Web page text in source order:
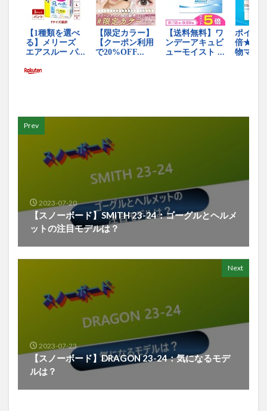
Prev
2023-07-20
【スノーボード】SMITH 23-24：ゴーグルとヘルメ
ットの注目モデルは？
Next
2023-07-23
【スノーボード】DRAGON 23-24：気になるモデ
ルは？